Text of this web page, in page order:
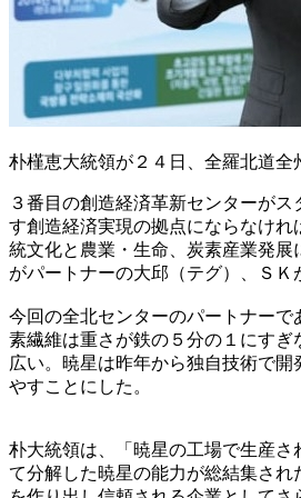
朴槿恵大統領が２４日、全羅北道
３番目の創造経済革新センターが
す創造経済実現の拠点にならなけ
統文化と農業・生命、炭素産業発
がパートナーの大邱（テグ）、ＳＫ
今回の全北センターのパートナー
素繊維は重さが鉄の５分の１にす
広い。暁星は昨年から独自技術で
やすことにした。
朴大統領は、「暁星の工場で生産
て分解した暁星の能力が総結集さ